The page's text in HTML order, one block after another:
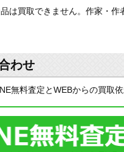
品は買取できません。作家・
わせ
無料査定とWEBからの買取